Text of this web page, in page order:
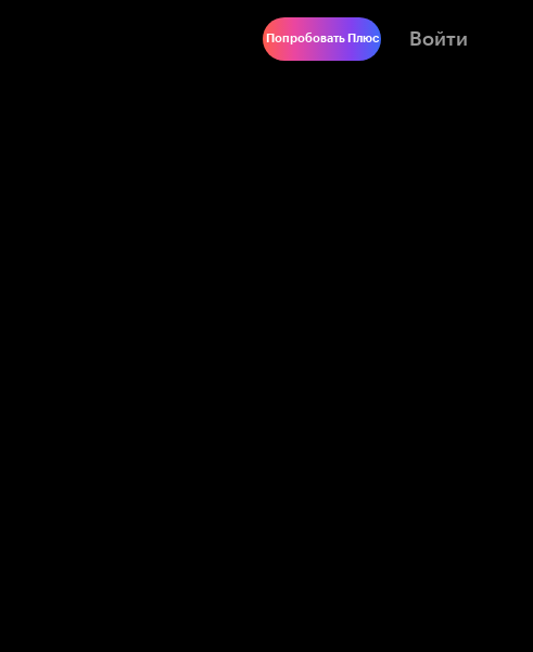
Попробовать Плюс Войти